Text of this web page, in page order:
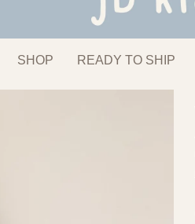
SHOP READY TO SHIP